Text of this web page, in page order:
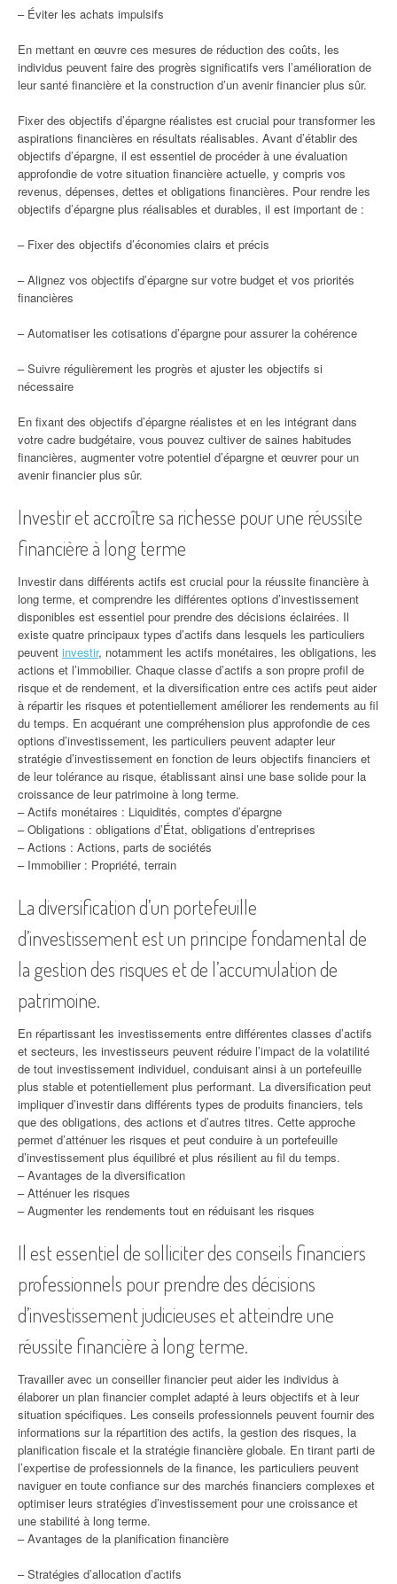
– Éviter les achats impulsifs
En mettant en œuvre ces mesures de réduction des coûts, les
individus peuvent faire des progrès significatifs vers l’amélioration de
leur santé financière et la construction d’un avenir financier plus sûr.
Fixer des objectifs d’épargne réalistes est crucial pour transformer les
aspirations financières en résultats réalisables. Avant d’établir des
objectifs d’épargne, il est essentiel de procéder à une évaluation
approfondie de votre situation financière actuelle, y compris vos
revenus, dépenses, dettes et obligations financières. Pour rendre les
objectifs d’épargne plus réalisables et durables, il est important de :
– Fixer des objectifs d’économies clairs et précis
– Alignez vos objectifs d’épargne sur votre budget et vos priorités
financières
– Automatiser les cotisations d’épargne pour assurer la cohérence
– Suivre régulièrement les progrès et ajuster les objectifs si
nécessaire
En fixant des objectifs d’épargne réalistes et en les intégrant dans
votre cadre budgétaire, vous pouvez cultiver de saines habitudes
financières, augmenter votre potentiel d’épargne et œuvrer pour un
avenir financier plus sûr.
Investir et accroître sa richesse pour une réussite
financière à long terme
Investir dans différents actifs est crucial pour la réussite financière à
long terme, et comprendre les différentes options d’investissement
disponibles est essentiel pour prendre des décisions éclairées. Il
existe quatre principaux types d’actifs dans lesquels les particuliers
peuvent investir, notamment les actifs monétaires, les obligations, les
actions et l’immobilier. Chaque classe d’actifs a son propre profil de
risque et de rendement, et la diversification entre ces actifs peut aider
à répartir les risques et potentiellement améliorer les rendements au fil
du temps. En acquérant une compréhension plus approfondie de ces
options d’investissement, les particuliers peuvent adapter leur
stratégie d’investissement en fonction de leurs objectifs financiers et
de leur tolérance au risque, établissant ainsi une base solide pour la
croissance de leur patrimoine à long terme.
– Actifs monétaires : Liquidités, comptes d’épargne
– Obligations : obligations d’État, obligations d’entreprises
– Actions : Actions, parts de sociétés
– Immobilier : Propriété, terrain
La diversification d’un portefeuille
d’investissement est un principe fondamental de
la gestion des risques et de l’accumulation de
patrimoine.
En répartissant les investissements entre différentes classes d’actifs
et secteurs, les investisseurs peuvent réduire l’impact de la volatilité
de tout investissement individuel, conduisant ainsi à un portefeuille
plus stable et potentiellement plus performant. La diversification peut
impliquer d’investir dans différents types de produits financiers, tels
que des obligations, des actions et d’autres titres. Cette approche
permet d’atténuer les risques et peut conduire à un portefeuille
d’investissement plus équilibré et plus résilient au fil du temps.
– Avantages de la diversification
– Atténuer les risques
– Augmenter les rendements tout en réduisant les risques
Il est essentiel de solliciter des conseils financiers
professionnels pour prendre des décisions
d’investissement judicieuses et atteindre une
réussite financière à long terme.
Travailler avec un conseiller financier peut aider les individus à
élaborer un plan financier complet adapté à leurs objectifs et à leur
situation spécifiques. Les conseils professionnels peuvent fournir des
informations sur la répartition des actifs, la gestion des risques, la
planification fiscale et la stratégie financière globale. En tirant parti de
l’expertise de professionnels de la finance, les particuliers peuvent
naviguer en toute confiance sur des marchés financiers complexes et
optimiser leurs stratégies d’investissement pour une croissance et
une stabilité à long terme.
– Avantages de la planification financière
– Stratégies d’allocation d’actifs